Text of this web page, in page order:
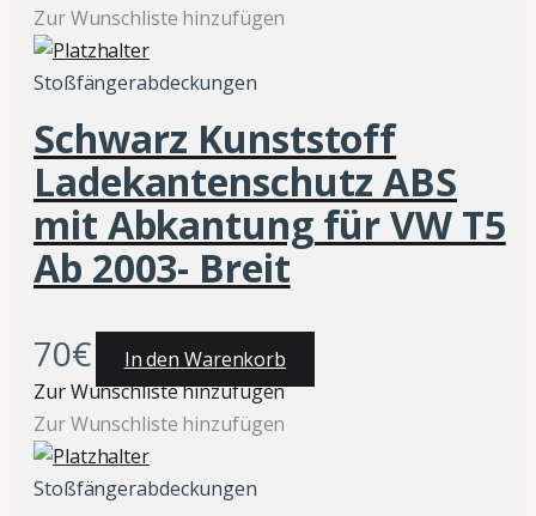
Zur Wunschliste hinzufügen
Stoßfängerabdeckungen
Schwarz Kunststoff
Ladekantenschutz ABS
mit Abkantung für VW T5
Ab 2003- Breit
70€
In den Warenkorb
Zur Wunschliste hinzufügen
Zur Wunschliste hinzufügen
Stoßfängerabdeckungen